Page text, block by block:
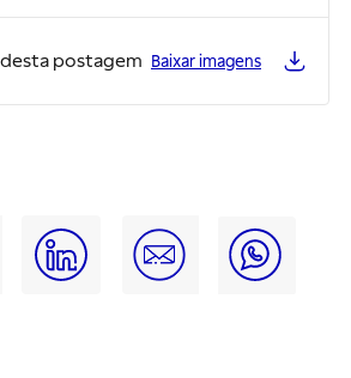
postagem Baixar imagens